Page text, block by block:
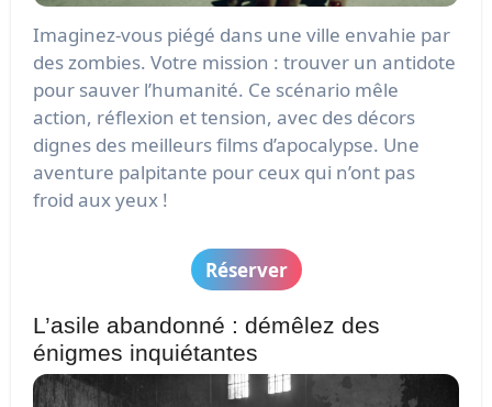
Imaginez-vous piégé dans une ville envahie par
des zombies. Votre mission : trouver un antidote
pour sauver l’humanité. Ce scénario mêle
action, réflexion et tension, avec des décors
dignes des meilleurs films d’apocalypse. Une
aventure palpitante pour ceux qui n’ont pas
froid aux yeux !
Réserver
L’asile abandonné : démêlez des
énigmes inquiétantes